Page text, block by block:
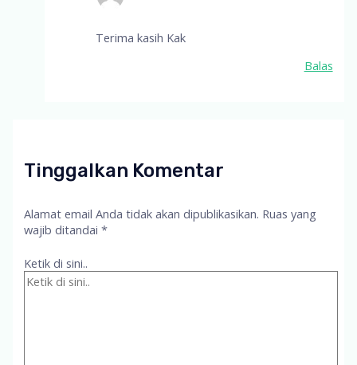
Terima kasih Kak
Balas
Tinggalkan Komentar
Alamat email Anda tidak akan dipublikasikan. Ruas yang
wajib ditandai*
Ketik di sini..